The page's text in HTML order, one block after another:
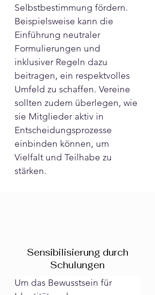
Selbstbestimmung fördern.
Beispielsweise kann die
Einführung neutraler
Formulierungen und
inklusiver Regeln dazu
beitragen, ein respektvolles
Umfeld zu schaffen. Vereine
sollten zudem überlegen, wie
sie Mitglieder aktiv in
Entscheidungsprozesse
einbinden können, um
Vielfalt und Teilhabe zu
stärken.
Sensibilisierung durch
Schulungen
Um das Bewusstsein für